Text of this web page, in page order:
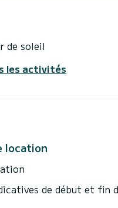
de soleil
les activités
location
de début et fin